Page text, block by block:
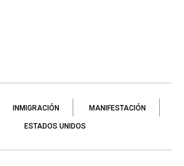
INMIGRACIÓN MANIFESTACIÓN
ESTADOS UNIDOS